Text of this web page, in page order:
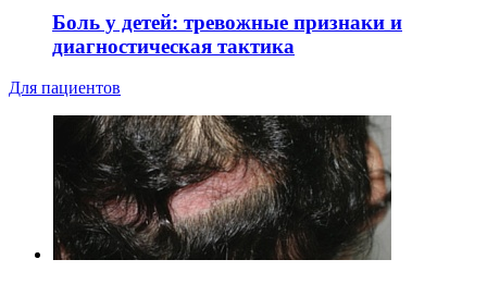
Боль у детей: тревожные признаки и
диагностическая тактика
Для пациентов